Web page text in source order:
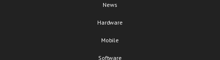
News
Hardware
Mobile
Software